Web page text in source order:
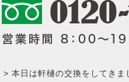
本日は軒樋の交換をしてきま